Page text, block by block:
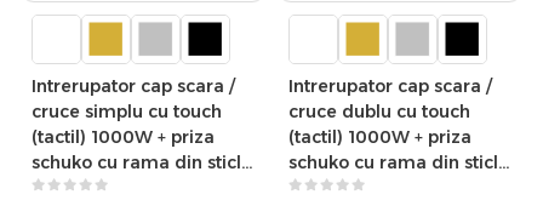
Intrerupator cap scara /
cruce simplu cu touch
(tactil) 1000W + priza
schuko cu rama din sticla
Tosyco
Intrerupator cap scara /
cruce dublu cu touch
(tactil) 1000W + priza
schuko cu rama din sticla
Tosyco